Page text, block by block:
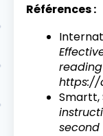
Références :
https://
Smartt,